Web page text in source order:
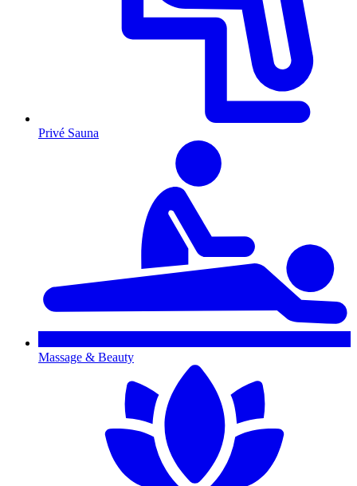
Privé Sauna
Massage & Beauty